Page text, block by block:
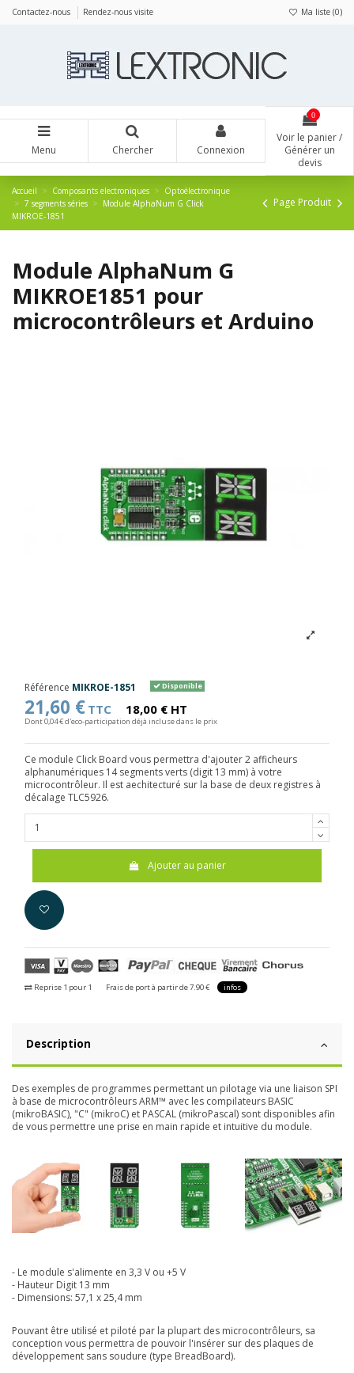
Contactez-nous Rendez-nous visite Ma liste (0)
Menu Chercher Connexion
0
Voir le panier /
Générer un
devis
Accueil Composants electroniques
Optoélectronique
7 segments séries
Module AlphaNum G Click
MIKROE-1851
Page Produit
Module AlphaNum G
MIKROE1851 pour
microcontrôleurs et Arduino
Référence MIKROE-1851 Disponible
21,60 € TTC 18,00 € HT
Dont 0,04 € d'eco-participation déjà incluse dans le prix
Ce module Click Board vous permettra d'ajouter 2 afficheurs
alphanumériques 14 segments verts (digit 13 mm) à votre
microcontrôleur. Il est aechitecturé sur la base de deux registres à
décalage TLC5926.
Ajouter au panier
Reprise 1 pour 1 Frais de port à partir de 7.90 € infos
Description
Des exemples de programmes permettant un pilotage via une liaison SPI
à base de microcontrôleurs ARM™ avec les compilateurs BASIC
(mikroBASIC), "C" (mikroC) et PASCAL (mikroPascal) sont disponibles afin
de vous permettre une prise en main rapide et intuitive du module.
- Le module s'alimente en 3,3 V ou +5 V
- Hauteur Digit 13 mm
- Dimensions: 57,1 x 25,4 mm
Pouvant être utilisé et piloté par la plupart des microcontrôleurs, sa
conception vous permettra de pouvoir l'insérer sur des plaques de
développement sans soudure (type BreadBoard).
Panneau de gestion des cookies